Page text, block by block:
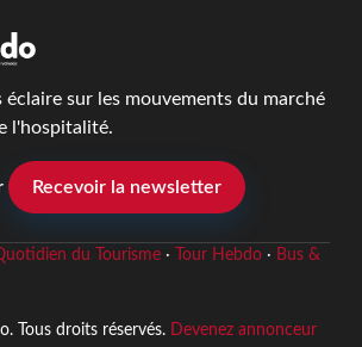
éclaire sur les mouvements du marché
l'hospitalité.
Recevoir la newsletter
du Tourisme· Tour Hebdo· Bus &
Tous droits réservés. Devenez annonceur